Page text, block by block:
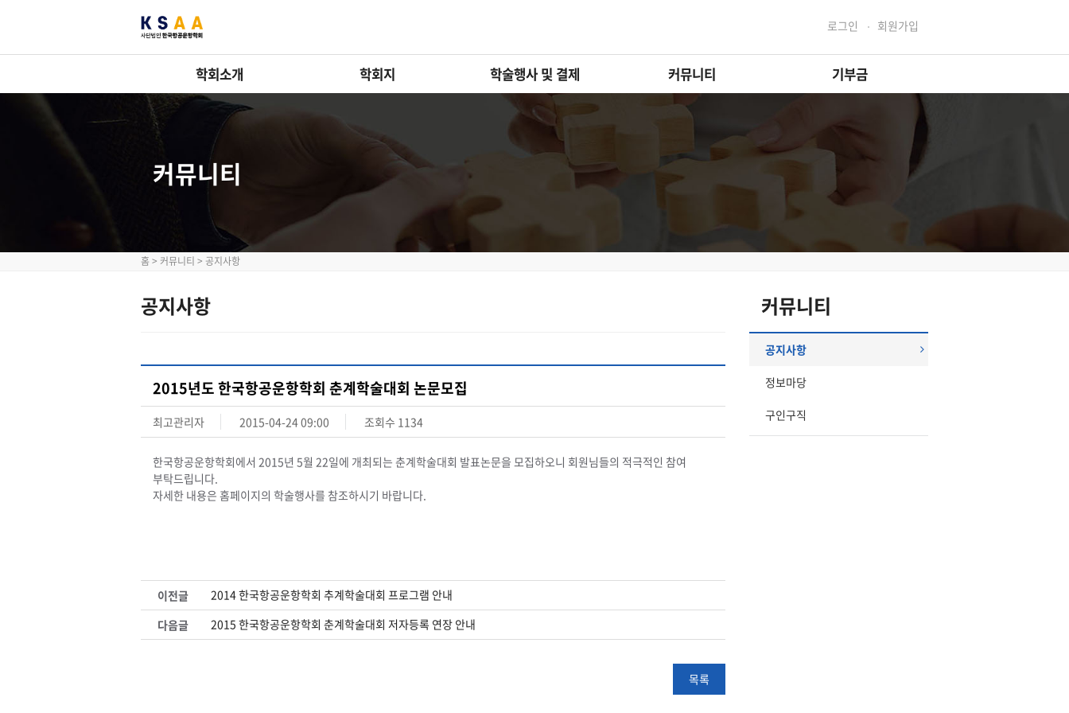
로그인 회원가입
학회소개 학회지 학술행사 및 결제 커뮤니티 기부금
커뮤니티
홈 > 커뮤니티 > 공지사항
공지사항
2015년도 한국항공운항학회 춘계학술대회 논문모집
최고관리자 2015-04-24 09:00 조회수 1134
한국항공운항학회에서 2015년 5월 22일에 개최되는 춘계학술대회 발표논문을 모집하오니 회원님들의 적극적인 참여
부탁드립니다.
자세한 내용은 홈페이지의 학술행사를 참조하시기 바랍니다.
이전글
2014 한국항공운항학회 추계학술대회 프로그램 안내
다음글
2015 한국항공운항학회 춘계학술대회 저자등록 연장 안내
목록
커뮤니티
공지사항
정보마당
구인구직